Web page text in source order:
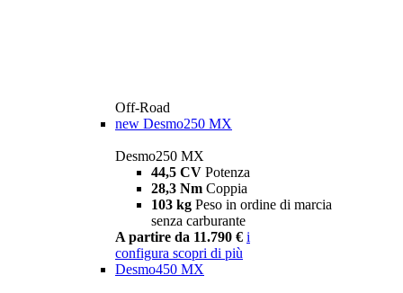
Off-Road
new Desmo250 MX
Desmo250 MX
44,5 CV Potenza
28,3 Nm Coppia
103 kg Peso in ordine di marcia
senza carburante
A partire da 11.790 € i
configura scopri di più
Desmo450 MX